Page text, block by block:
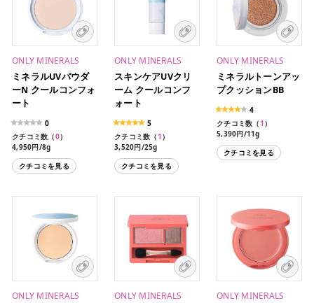
ONLY MINERALS
ミネラルUVパウダ
ーN クールコンフォ
ート
0
クチコミ数（0）
4,950円/8g
クチコミを見る
ONLY MINERALS
スキンケアUVクリ
ーム クールコンフ
ォート
5
クチコミ数（1 ）
3,520円/25g
クチコミを見る
ONLY MINERALS
ミネラルトーンアッ
プクッションBB
4
クチコミ数（1 ）
5,390円/11g
4,400円/11g（レフィ
ル）クチコミを見る
ONLY MINERALS
ONLY MINERALS
ONLY MINERALS